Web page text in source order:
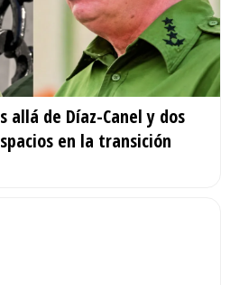
allá de Díaz-Canel y dos
en la transición